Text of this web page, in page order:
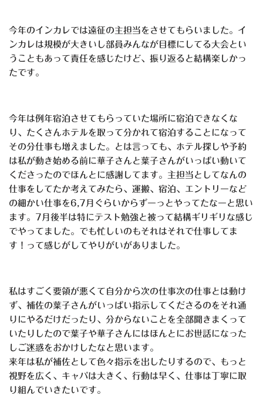
今年のインカレでは遠征の主担当をさせてもらいました。イ
ンカレは規模が大きいし部員みんなが目標にしてる大会とい
うこともあって責任を感じたけど、振り返ると結構楽しかっ
たです。
今年は例年宿泊させてもらっていた場所に宿泊できなくな
り、たくさんホテルを取って分かれて宿泊することになって
その分仕事も増えました。とは言っても、ホテル探しや予約
は私が動き始める前に華子さんと葉子さんがいっぱい動いて
くださったのでほんとに感謝してます。主担当としてなんの
仕事をしてたか考えてみたら、運搬、宿泊、エントリーなど
の細かい仕事を6,7月ぐらいからずーっとやってたなーと思い
ます。7月後半は特にテスト勉強と被って結構ギリギリな感じ
でやってました。でも忙しいのもそれはそれで仕事してま
す！って感じがしてやりがいがありました。
私はすごく要領が悪くて自分から次の仕事次の仕事とは動け
ず、補佐の葉子さんがいっぱい指示してくださるのをそれ通
りにやるだけだったり、分からないことを全部聞きまくって
いたりしたので葉子や華子さんにはほんとにお世話になった
しご迷惑をおかけしたなと思います。
来年は私が補佐として色々指示を出したりするので、もっと
視野を広く、キャパは大きく、行動は早く、仕事は丁寧に取
り組んでいきたいです。